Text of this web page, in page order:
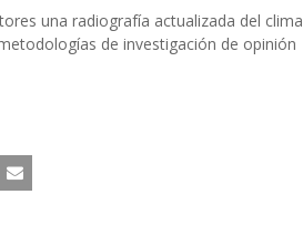
una radiografía actualizada del clima
de investigación de opinión